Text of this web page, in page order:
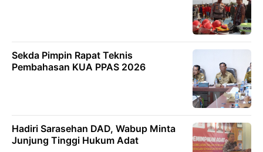
Sekda Pimpin Rapat Teknis
Pembahasan KUA PPAS 2026
Hadiri Sarasehan DAD, Wabup Minta
Junjung Tinggi Hukum Adat